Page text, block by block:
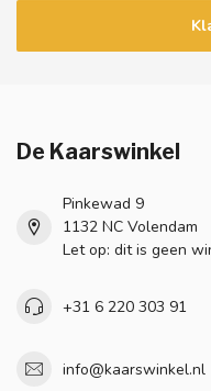
De Kaarswinkel
Pinkewad 9
1132 NC Volendam
Let op: dit is geen
+31 6 220 303 91
info@kaarswinkel.nl